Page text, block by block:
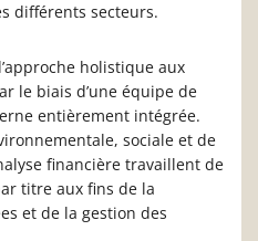
différents secteurs.
holistique aux
le biais d’une équipe de
entièrement intégrée.
sociale et de
financière travaillent de
titre aux fins de la
et de la gestion des